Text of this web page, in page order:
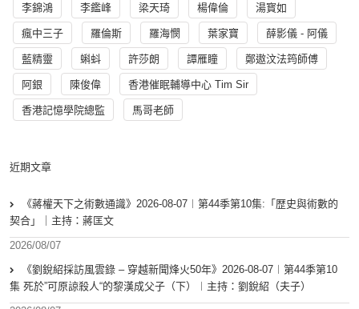
李錦鴻 李鑑峰 梁天琦 楊偉倫 湯寳如
瘋中三子 羅倫斯 羅海憫 葉家寶 薛影儀 - 阿儀
藍精靈 蝌蚪 許莎朗 譚雁瞳 鄭遨汶法筠師傅
阿銀 陳俊偉 香港催眠輔導中心 Tim Sir
香港記憶學院總監 馬哥老師
近期文章
《蔣權天下之術數通識》2026-08-07︱第44季第10集:「歴史與術數的
契合」｜主持：蔣匡文
2026/08/07
《劉銳紹採訪風雲錄 – 穿越新聞烽火50年》2026-08-07︱第44季第10
集 死於”可原諒殺人“的黎漢成父子（下）︱主持：劉銳紹（夫子）